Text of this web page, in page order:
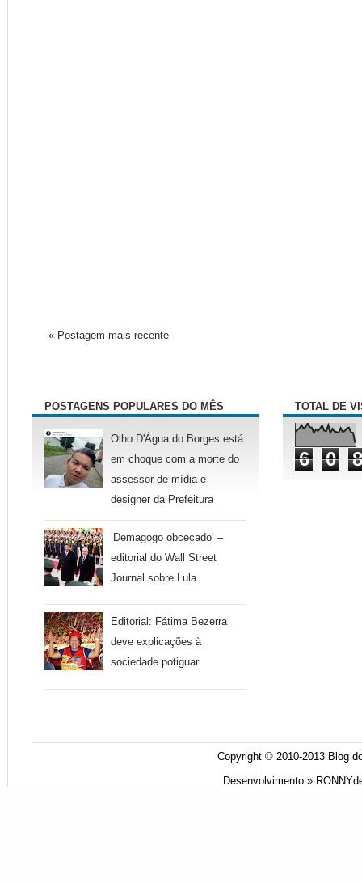
« Postagem mais recente
POSTAGENS POPULARES DO MÊS
Olho D'Água do Borges está
em choque com a morte do
assessor de mídia e
designer da Prefeitura
‘Demagogo obcecado’ –
editorial do Wall Street
Journal sobre Lula
Editorial: Fátima Bezerra
deve explicações à
sociedade potiguar
TOTAL DE
6 0 8
Copyright © 2010-2013 Blog
Desenvolvimento »